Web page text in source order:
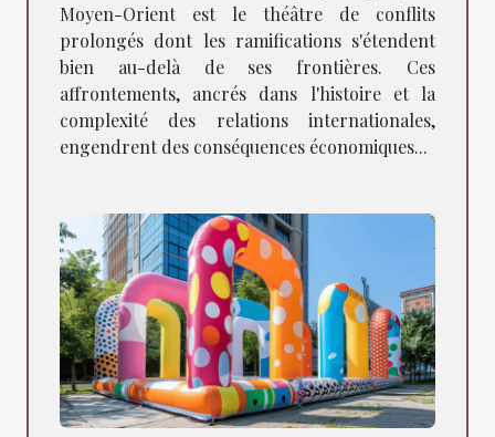
Moyen-Orient est le théâtre de conflits
prolongés dont les ramifications s'étendent
bien au-delà de ses frontières. Ces
affrontements, ancrés dans l'histoire et la
complexité des relations internationales,
engendrent des conséquences économiques...